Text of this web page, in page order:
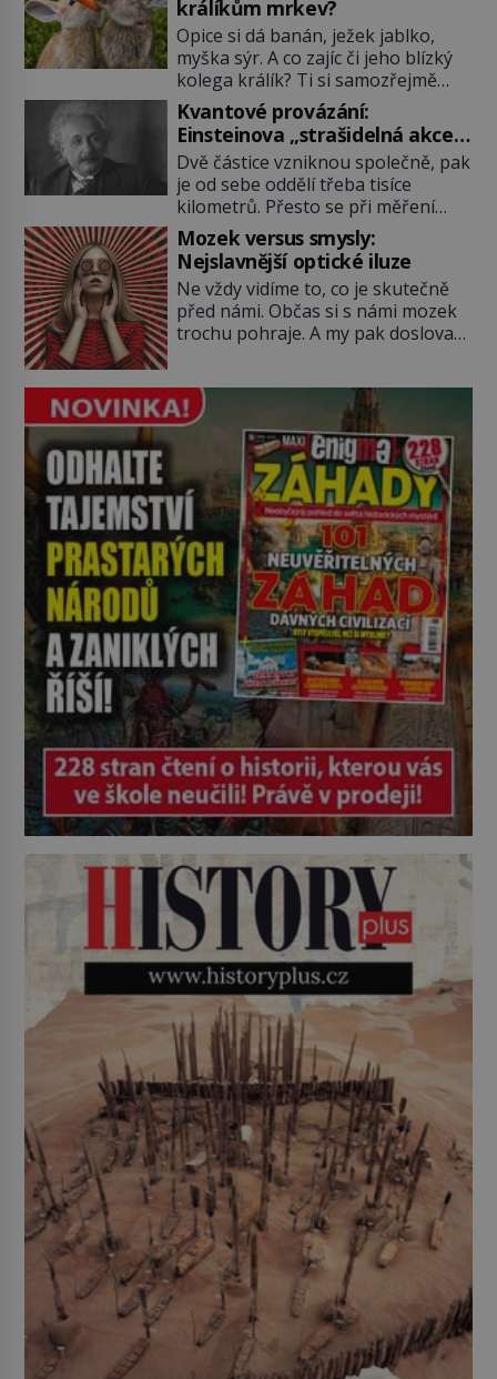
pozornost dvojice zkušených
astronomů. Namísto ní ale objeví
něco mnohem hmatatelnějšího.
Naprosto rekordní kometu!
Astronomové Pedro Bernardinelli a
Gary Bernstein mravenčí prací
zkoumají archivní snímky v rámci
Průzkumu temné energie […]
králíkům mrkev?
Opice si dá banán, ježek jablko,
myška sýr. A co zajíc či jeho blízký
kolega králík? Ti si samozřejmě
pochutnají na mrkvi! Proč jsou
podobné představy o potravě
zvířat často spíš mýty? Pokud máte
doma králíka, mrkev mu dát
můžete. A nejspíš mu i bude
chutnat, ovšem měl by ji mít jen
jako občasný pamlsek. […]
Kvantové provázání:
Einsteinova „strašidelná akce
na dálku“ dál mate i fascinuje
vědce
Dvě částice vzniknou společně, pak
je od sebe oddělí třeba tisíce
kilometrů. Přesto se při měření
chovají, jako by mezi nimi
existovalo neviditelné pouto. Albert
Einstein tomu s jistou dávkou
ironie říká „strašidelná akce na
dálku“ a dlouhá desetiletí věří, že
musí existovat jednodušší
však ukazují, že kvantový svět
funguje jinak, než […]
Mozek versus smysly:
Nejslavnější optické iluze
Ne vždy vidíme to, co je skutečně
před námi. Občas si s námi mozek
trochu pohraje. A my pak doslova
iluze? Soustřeď se na to hlavní!
TROXLERŮV EFEKT Náš mozek
zvládne zpracovat hodně informací.
Všechny na světě ale nikoliv, musí
si vybírat! Jak to dělá? Když se […]